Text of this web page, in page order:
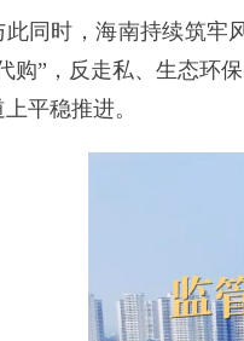
时，海南持续筑牢风
购”，反走私、生态环
上平稳推进。